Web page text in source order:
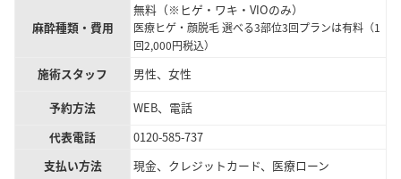
麻酔種類・費用
無料（※ヒゲ・ワキ・VIOのみ）
医療ヒゲ・顔脱毛 選べる3部位3回プランは有料（1
回2,000円税込）
施術スタッフ
男性、女性
予約方法
WEB、電話
代表電話
0120-585-737
支払い方法
現金、クレジットカード、医療ローン